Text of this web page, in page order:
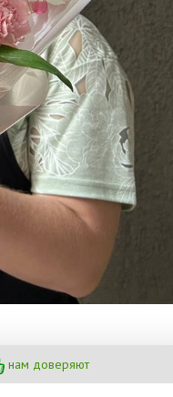
нам доверяют